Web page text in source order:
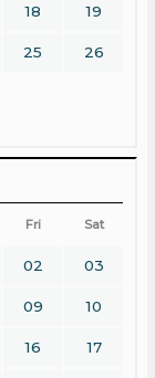
18 19
25 26
Fri Sat
02 03
09 10
16 17